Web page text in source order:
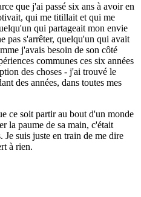
que j'ai passé six ans à avoir en
qui me titillait et qui me
qui partageait mon envie
pas s'arrêter, quelqu'un qui avait
j'avais besoin de son côté
communes ces six années
des choses - j'ai trouvé le
des années, dans toutes mes
ce soit partir au bout d'un monde
la paume de sa main, c'était
Je suis juste en train de me dire
à rien.